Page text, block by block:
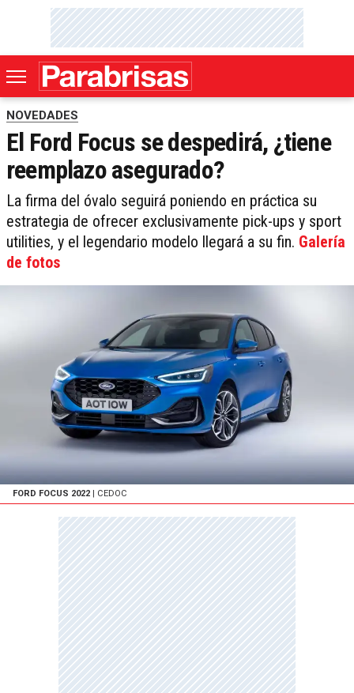
NOVEDADES
El Ford Focus se despedirá, ¿tiene
reemplazo asegurado?
La firma del óvalo seguirá poniendo en práctica su
estrategia de ofrecer exclusivamente pick-ups y sport
utilities, y el legendario modelo llegará a su fin. Galería
de fotos
FORD FOCUS 2022 | CEDOC